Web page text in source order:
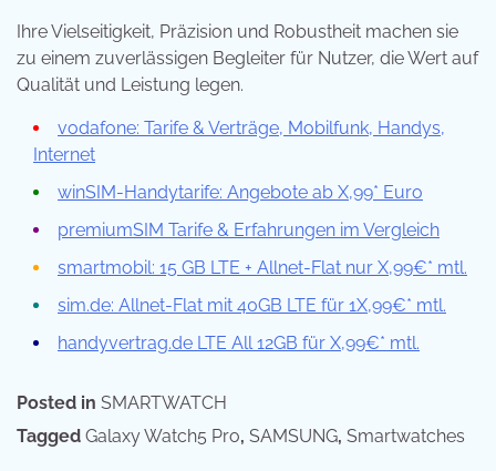
Ihre Vielseitigkeit, Präzision und Robustheit machen sie
zu einem zuverlässigen Begleiter für Nutzer, die Wert auf
Qualität und Leistung legen.
vodafone: Tarife & Verträge, Mobilfunk, Handys,
Internet
winSIM-Handytarife: Angebote ab X,99* Euro
premiumSIM Tarife & Erfahrungen im Vergleich
smartmobil: 15 GB LTE + Allnet-Flat nur X,99€* mtl.
sim.de: Allnet-Flat mit 40GB LTE für 1X,99€* mtl.
handyvertrag.de LTE All 12GB für X,99€* mtl.
Posted in SMARTWATCH
Tagged Galaxy Watch5 Pro, SAMSUNG, Smartwatches